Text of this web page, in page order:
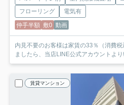
フローリング
電気有
仲手半額 敷0 動画
内見不要のお客様は家賃の33％（消費税込）！ 契約希望の物
ましたら、当店LINE公式アカウントよ
賃貸マンション